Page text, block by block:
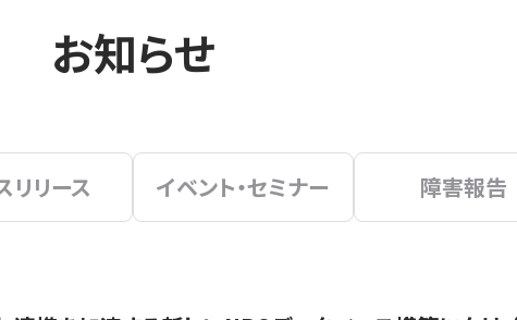
お知らせ
リリース イベント・セミナー 障害報告